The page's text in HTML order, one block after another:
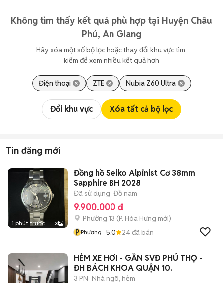
Không tìm thấy kết quả phù hợp tại Huyện Châu
Phú, An Giang
Hãy xóa một số bộ lọc hoặc thay đổi khu vực tìm
kiếm để xem nhiều kết quả hơn
Điện thoại ZTE Nubia Z60 Ultra
Đổi khu vực Xóa tất cả bộ lọc
Tin đăng mới
1 phút trước 3
Đồng hồ Seiko Alpinist Cơ 38mm
Sapphire BH 2028
Đã sử dụng Đồ nam
9.900.000 đ
Phường 13 (P. Hòa Hưng mới)
P Phương 5.0 24đã bán
HẺM XE HƠI - GẦN SVĐ PHÚ THỌ -
ĐH BÁCH KHOA QUẬN 10.
3 PN Nhà ngõ, hẻm